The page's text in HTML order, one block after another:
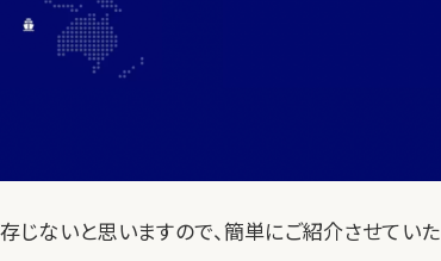
じないと思いますので、簡単にご紹介させていた